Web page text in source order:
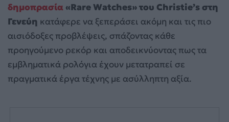
δημοπρασία«Rare Watches» του Christie’s στη
Γενεύη κατάφερε να ξεπεράσει ακόμη και τις πιο
αισιόδοξες προβλέψεις, σπάζοντας κάθε
προηγούμενο ρεκόρ και αποδεικνύοντας πως τα
εμβληματικά ρολόγια έχουν μετατραπεί σε
πραγματικά έργα τέχνης με ασύλληπτη αξία.